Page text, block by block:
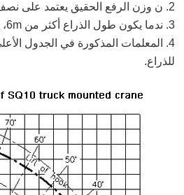
2. ن وزن الرفع الحقيق يعتمد على نصف قطر التغشيل الحقيقي.
3. ندما يكون طول الذراع أكثر من 6m، يجب أن يتم تمدد الدعامة.
4. المعلمات المذكورة في الجدول
للذراع.